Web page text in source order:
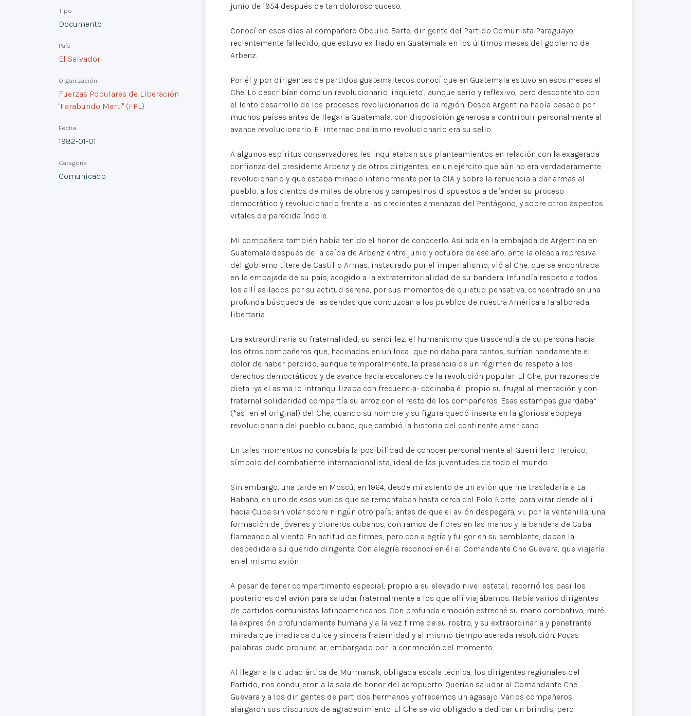
Tipo
Documento
País
El Salvador
Organización
Fuerzas Populares de Liberación
"Farabundo Martí" (FPL)
Fecha
1982-01-01
Categoría
Comunicado
junio de 1954 después de tan doloroso suceso.
Conocí en esos días al compañero Obdulio Barte, dirigente del Partido Comunista Paraguayo,
recientemente fallecido, que estuvo exiliado en Guatemala en los últimos meses del gobierno de
Arbenz.
Por él y por dirigentes de partidos guatemaltecos conocí que en Guatemala estuvo en esos meses el
Che. Lo describían como un revolucionario "inquieto", aunque serio y reflexivo, pero descontento con
el lento desarrollo de los procesos revolucionarios de la región. Desde Argentina había pasado por
muchos países antes de llegar a Guatemala, con disposición generosa a contribuir personalmente al
avance revolucionario. El internacionalismo revolucionario era su sello.
A algunos espíritus conservadores les inquietaban sus planteamientos en relación con la exagerada
confianza del presidente Arbenz y de otros dirigentes, en un ejército que aún no era verdaderamente
revolucionario y que estaba minado interiormente por la CIA y sobre la renuencia a dar armas al
pueblo, a los cientos de miles de obreros y campesinos dispuestos a defender su proceso
democrático y revolucionario frente a las crecientes amenazas del Pentágono, y sobre otros aspectos
vitales de parecida índole.
Mi compañera también había tenido el honor de conocerlo. Asilada en la embajada de Argentina en
Guatemala después de la caída de Arbenz entre junio y octubre de ese año, ante la oleada represiva
del gobierno títere de Castillo Armas, instaurado por el imperialismo, vió al Che, que se encontraba
en la embajada de su país, acogido a la extraterritorialidad de su bandera. Infundía respeto a todos
los allí asilados por su actitud serena, por sus momentos de quietud pensativa, concentrado en una
profunda búsqueda de las sendas que conduzcan a los pueblos de nuestra América a la alborada
libertaria.
Era extraordinaria su fraternalidad, su sencillez, el humanismo que trascendía de su persona hacia
los otros compañeros que, hacinados en un local que no daba para tantos, sufrían hondamente el
dolor de haber perdido, aunque temporalmente, la presencia de un régimen de respeto a los
derechos democráticos y de avance hacia escalones de la revolución popular. El Che, por razones de
dieta -ya el asma lo intranquilizaba con frecuencia- cocinaba él propio su frugal alimentación y con
fraternal solidaridad compartía su arroz con el resto de los compañeros. Esas estampas guardaba*
(*asi en el original) del Che, cuando su nombre y su figura quedó inserta en la gloriosa epopeya
revolucionaria del pueblo cubano, que cambió la historia del continente americano.
En tales momentos no concebía la posibilidad de conocer personalmente al Guerrillero Heroico,
símbolo del combatiente internacionalista, ideal de las juventudes de todo el mundo.
Sin embargo, una tarde en Moscú, en 1964, desde mi asiento de un avión que me trasladaría a La
Habana, en uno de esos vuelos que se remontaban hasta cerca del Polo Norte, para virar desde allí
hacia Cuba sin volar sobre ningún otro país; antes de que el avión despegara, vi, por la ventanilla, una
formación de jóvenes y pioneros cubanos, con ramos de flores en las manos y la bandera de Cuba
flameando al viento. En actitud de firmes, pero con alegría y fulgor en su semblante, daban la
despedida a su querido dirigente. Con alegría reconocí en él al Comandante Che Guevara, que viajaría
en el mismo avión.
A pesar de tener compartimento especial, propio a su elevado nivel estatal, recorrió los pasillos
posteriores del avión para saludar fraternalmente a los que allí viajábamos. Había varios dirigentes
de partidos comunistas latinoamericanos. Con profunda emoción estreché su mano combativa, miré
la expresión profundamente humana y a la vez firme de su rostro, y su extraordinaria y penetrante
mirada que irradiaba dulce y sincera fraternidad y al mismo tiempo acerada resolución. Pocas
palabras pude pronunciar, embargado por la conmoción del momento.
Al llegar a la ciudad ártica de Murmansk, obligada escala técnica, los dirigentes regionales del
Partido, nos condujeron a la sala de honor del aeropuerto. Querían saludar al Comandante Che
Guevara y a los dirigentes de partidos hermanos y ofrecemos un agasajo. Varios compañeros
alargaron sus discursos de agradecimiento. El Che se vio obligado a dedicar un brindis, pero